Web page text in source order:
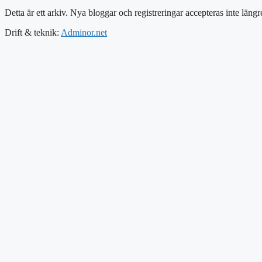
Detta är ett arkiv. Nya bloggar och registreringar accepteras inte
Drift & teknik: Adminor.net